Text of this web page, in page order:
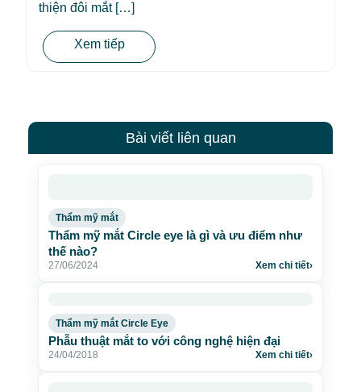
thiện đôi mắt […]
Xem tiếp
Bài viết liên quan
Thẩm mỹ mắt
Thẩm mỹ mắt Circle eye là gì và ưu điểm như
thế nào?
27/06/2024 Xem chi tiết›
Thẩm mỹ mắt Circle Eye
Phẫu thuật mắt to với công nghệ hiện đại
24/04/2018 Xem chi tiết›